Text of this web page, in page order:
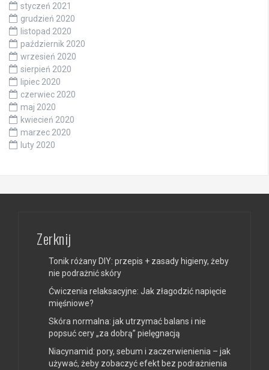
styczeń 2021
grudzień 2020
listopad 2020
październik 2020
wrzesień 2020
sierpień 2020
lipiec 2020
czerwiec 2020
maj 2020
kwiecień 2020
marzec 2020
luty 2020
Zerknij
Tonik różany DIY: przepis + zasady higieny, żeby
nie podrażnić skóry
Ćwiczenia relaksacyjne: Jak złagodzić napięcie
mięśniowe?
Skóra normalna: jak utrzymać balans i nie
popsuć cery „za dobrą” pielęgnacją
Niacynamid: pory, sebum i zaczerwienienia – jak
używać, żeby zobaczyć efekt bez podrażnienia